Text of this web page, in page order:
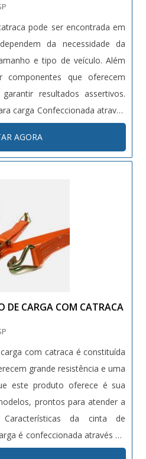
pode ser encontrada em
da necessidade da
e tipo de veículo. Além
que oferecem
resultados assertivos.
carga Confeccionada através
alta resistência e ótima
possui: Propriedade para
AGORA
DE CARGA COM CATRACA
com catraca é constituída
grande resistência e uma
este produto oferece é sua
prontos para atender a
Características da cinta de
é confeccionada através do
e ótima durabilidade.